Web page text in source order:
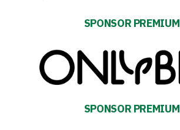
Accessibility
SPONSOR PREMIUM
SPONSOR PREMIUM